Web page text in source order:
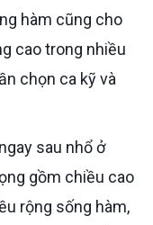
hàm cũng cho
cao trong nhiều
chọn ca kỹ và
gồm chiều cao
rộng sống hàm,